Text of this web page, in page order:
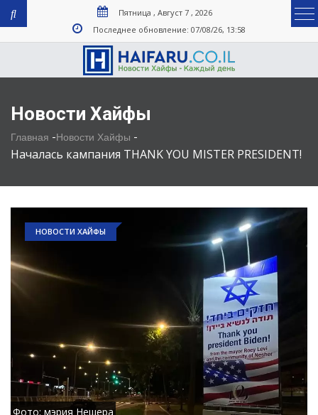
Пятница , Август 7 , 2026
Последнее обновление: 07/08/26, 13:58
Новости Хайфы
Главная -Новости Хайфы -
Началась кампания THANK YOU MISTER PRESIDENT!
НОВОСТИ ХАЙФЫ
Фото: мэрия Нешера